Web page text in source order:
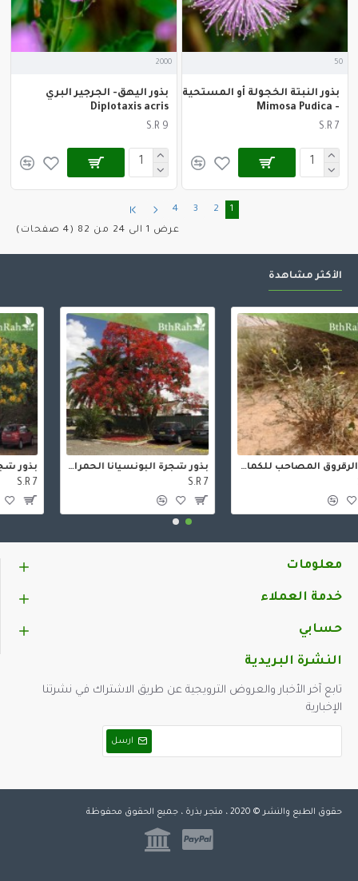
50
بذور النبتة الخجولة أو المستحية
- Mimosa Pudica
S.R 7
2000
بذور اليهق- الجرجير البري
Diplotaxis acris
S.R 9
1
2
3
4
عرض 1 الى 24 من 82 (4 صفحات)
الأكثر مشاهدة
بذور شجرة الجاكرندا Jacaranda mimosifolia بذور الرقروق المصاحب للكمأة ( الفقع ) Helianthemum
معلومات
خدمة العملاء
حسابي
النشرة البريدية
تابع آخر الأخبار والعروض الترويجية عن طريق الاشتراك في نشرتنا
الإخبارية
ارسل
حقوق الطبع والنشر © 2020 ، متجر بذرة ، جميع الحقوق محفوظة